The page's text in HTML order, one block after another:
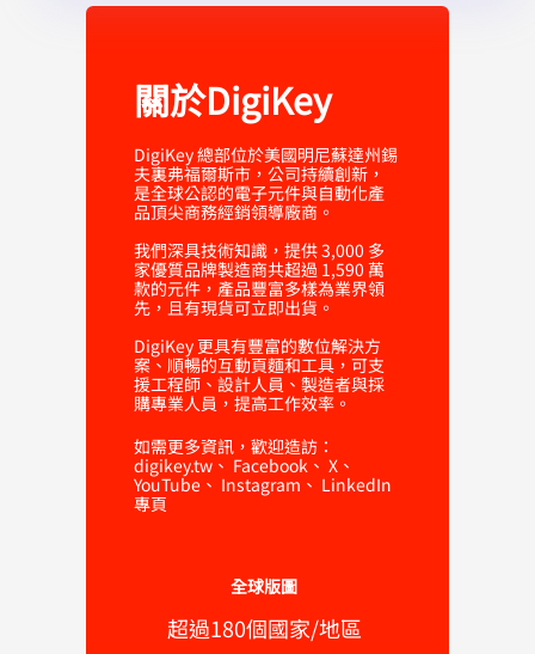
關於DigiKey
DigiKey 總部位於美國明尼蘇達州錫
夫裏弗福爾斯市，公司持續創新，
是全球公認的電子元件與自動化產
品頂尖商務經銷領導廠商。
我們深具技術知識，提供 3,000 多
家優質品牌製造商共超過 1,590 萬
款的元件，產品豐富多樣為業界領
先，且有現貨可立即出貨。
DigiKey 更具有豐富的數位解決方
案、順暢的互動頁麵和工具，可支
援工程師、設計人員、製造者與採
購專業人員，提高工作效率。
如需更多資訊，歡迎造訪：
digikey.tw 、 Facebook 、X 、
YouTube 、 Instagram 、 LinkedIn
專頁
全球版圖
超過180個國家/地區